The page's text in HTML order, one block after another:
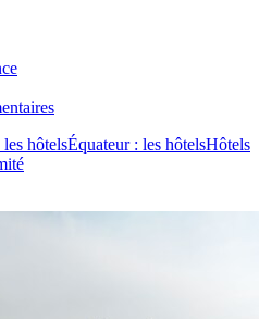
hôtelsÉquateur : les hôtelsHôtels